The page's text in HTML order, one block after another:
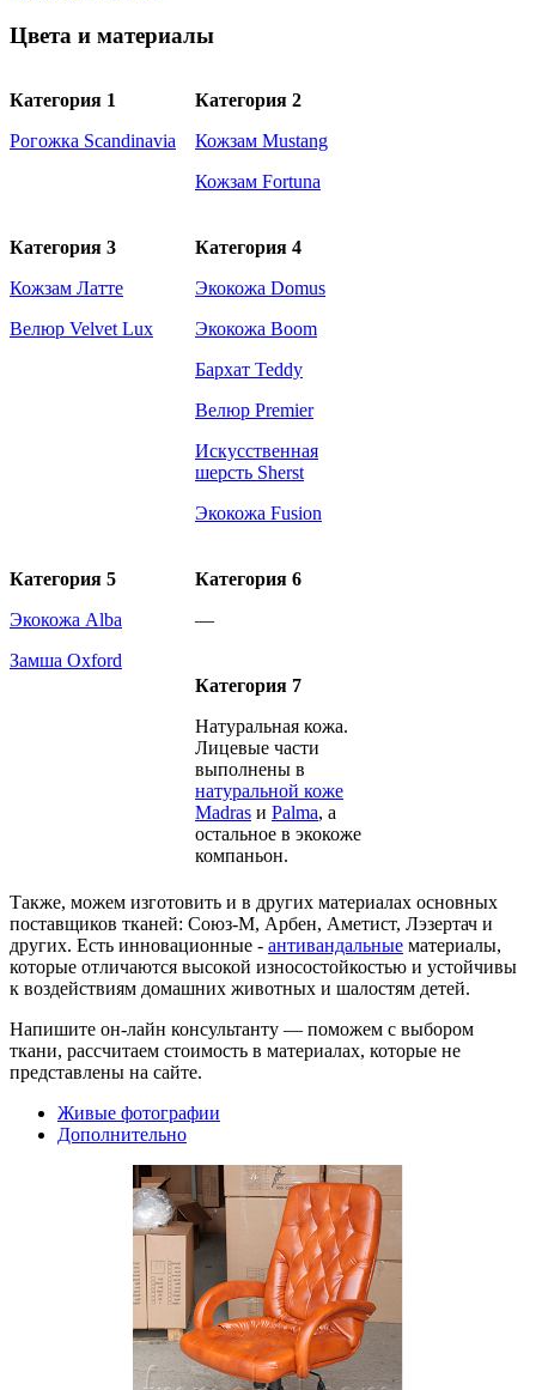
Цвета и материалы
Категория 1
Рогожка Scandinavia
Категория 2
Кожзам Mustang
Кожзам Fortuna
Категория 3
Кожзам Латте
Велюр Velvet Lux
Категория 4
Экокожа Domus
Экокожа Boom
Бархат Teddy
Велюр Premier
Искусственная
шерсть Sherst
Экокожа Fusion
Категория 5
Экокожа Alba
Замша Oxford
Категория 6
—
Категория 7
Натуральная кожа.
Лицевые части
выполнены в
натуральной коже
Madras и Palma, а
остальное в экокоже
компаньон.
Также, можем изготовить и в других материалах основных
поставщиков тканей: Союз-М, Арбен, Аметист, Лэзертач и
других. Есть инновационные - антивандальные материалы,
которые отличаются высокой износостойкостью и устойчивы
к воздействиям домашних животных и шалостям детей.
Напишите он-лайн консультанту — поможем с выбором
ткани, рассчитаем стоимость в материалах, которые не
представлены на сайте.
Живые фотографии
Дополнительно